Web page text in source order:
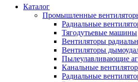
Каталог
Промышленные
Радиальные
Тягодутьевые машины
Вентиляторы
Вентиляторы
Пылеулавливающие
Канальные
Радиальные